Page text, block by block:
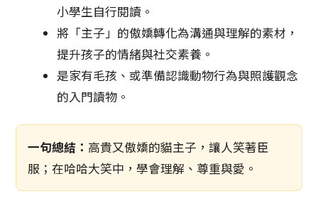
小學生自行閱讀。
將「主子」的傲嬌轉化為溝通與理解的素材，
提升孩子的情緒與社交素養。
是家有毛孩、或準備認識動物行為與照護觀念
的入門讀物。
一句總結： 高貴又傲嬌的貓主子，讓人笑著臣
服；在哈哈大笑中，學會理解、尊重與愛。